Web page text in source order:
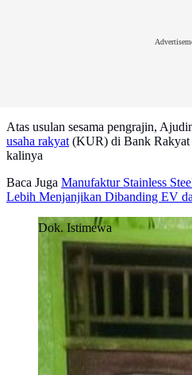
Atas usulan sesama pengrajin,
usaha rakyat(KUR) di Bank Rakyat
kalinya
Baca Juga Manufaktur Stainless
Lebih Menjanjikan Dibanding EV
Dok. Istimewa